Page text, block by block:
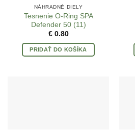
NÁHRADNÉ DIELY
Tesnenie O-Ring SPA
Defender 50 (11)
€0.80
PRIDAŤ DO KOŠÍKA